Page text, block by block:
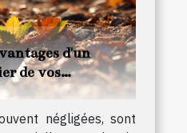
d'un
de vos
négligées, sont